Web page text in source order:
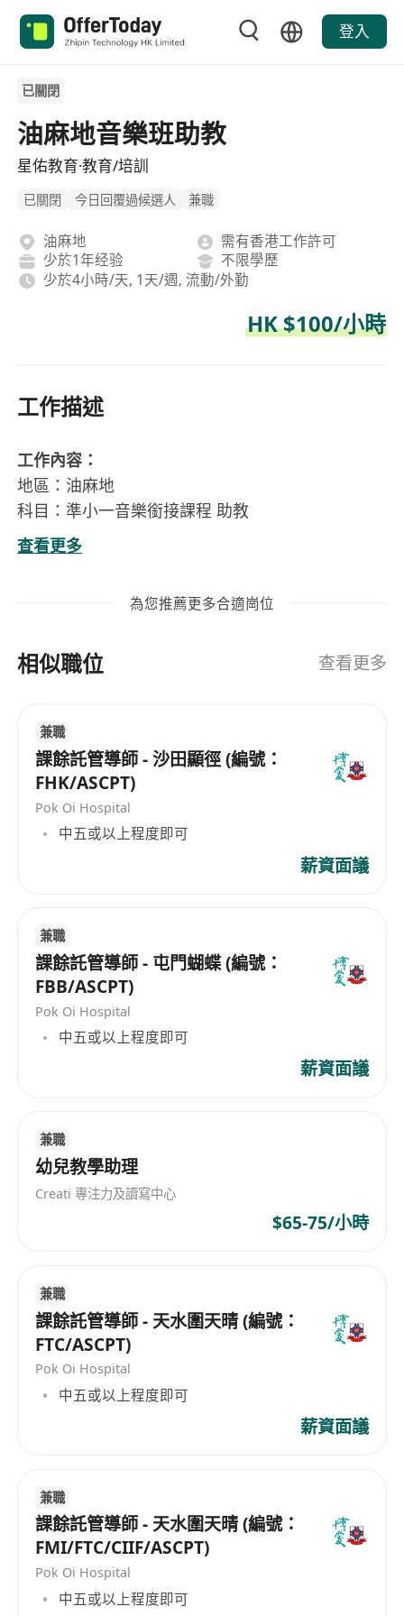
登入
已關閉
油麻地音樂班助教
星佑教育·教育/培訓
已關閉 今日回覆過候選人 兼職
油麻地
需有香港工作許可
少於1年经验
不限學歷
少於4小時/天, 1天/週, 流動/外勤
HK $100/小時
工作描述
工作內容：
地區：油麻地
科目：準小一音樂銜接課程 助教
對象：準小一級學生
日期：星期六；2026年6月20日、7月4、11日
擁有不少於1年相關教學經驗
****另有更多不同種類課程，詳情經以下聯絡資訊
****
申請方法：
查看更多
為您推薦更多合適崗位
相似職位 查看更多
兼職
課餘託管導師 - 沙田顯徑 (編號：
FHK/ASCPT)
Pok Oi Hospital
中五或以上程度即可
薪資面議
兼職
課餘託管導師 - 屯門蝴蝶 (編號：
FBB/ASCPT)
Pok Oi Hospital
中五或以上程度即可
薪資面議
兼職
幼兒教學助理
Creati 專注力及讀寫中心
$65-75/小時
兼職
課餘託管導師 - 天水圍天晴 (編號：
FTC/ASCPT)
Pok Oi Hospital
中五或以上程度即可
薪資面議
兼職
課餘託管導師 - 天水圍天晴 (編號：
FMI/FTC/CIIF/ASCPT)
Pok Oi Hospital
中五或以上程度即可